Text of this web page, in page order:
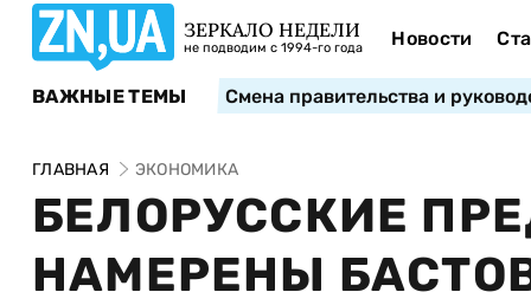
ЗЕРКАЛО НЕДЕЛИ
не подводим с 1994-го года Новости
ВАЖНЫЕ ТЕМЫ Смена правительства и
ГЛАВНАЯ ЭКОНОМИКА
БЕЛОРУССКИЕ
НАМЕРЕНЫ